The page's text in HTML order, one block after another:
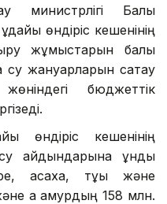
министрлігі Балық
өндіріс кешенінің
жұмыстарын балық
жануарларын сақтау
бюджеттік
кешенінің
су айдындарына құнды
ақсаха, тұқы және
ақ амурдың 158 млн.